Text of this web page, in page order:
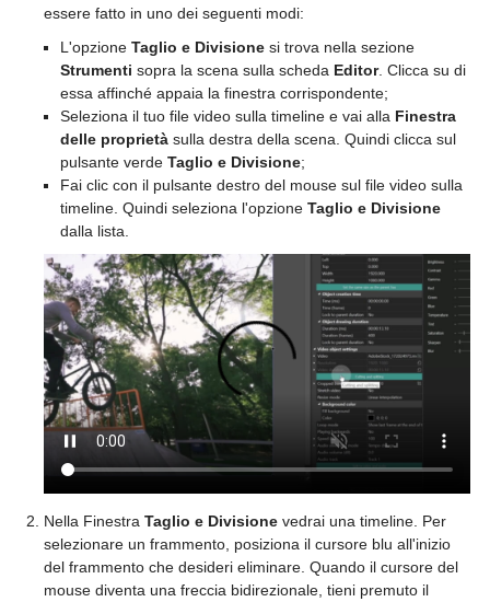
essere fatto in uno dei seguenti modi:
L'opzione Taglio e Divisione si trova nella sezione
Strumenti sopra la scena sulla scheda Editor. Clicca su di
essa affinché appaia la finestra corrispondente;
Seleziona il tuo file video sulla timeline e vai alla Finestra
delle proprietà sulla destra della scena. Quindi clicca sul
pulsante verde Taglio e Divisione;
Fai clic con il pulsante destro del mouse sul file video sulla
timeline. Quindi seleziona l'opzione Taglio e Divisione
dalla lista.
Nella Finestra Taglio e Divisione vedrai una timeline. Per
selezionare un frammento, posiziona il cursore blu all'inizio
del frammento che desideri eliminare. Quando il cursore del
mouse diventa una freccia bidirezionale, tieni premuto il